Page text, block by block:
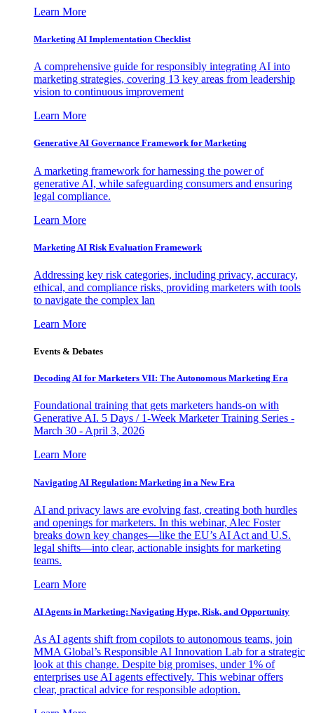
Learn More
Marketing AI Implementation Checklist
A comprehensive guide for responsibly integrating AI into
marketing strategies, covering 13 key areas from leadership
vision to continuous improvement
Learn More
Generative AI Governance Framework for Marketing
A marketing framework for harnessing the power of
generative AI, while safeguarding consumers and ensuring
legal compliance.
Learn More
Marketing AI Risk Evaluation Framework
Addressing key risk categories, including privacy, accuracy,
ethical, and compliance risks, providing marketers with tools
to navigate the complex lan
Learn More
Events & Debates
Decoding AI for Marketers VII: The Autonomous Marketing Era
Foundational training that gets marketers hands-on with
Generative AI. 5 Days / 1-Week Marketer Training Series -
March 30 - April 3, 2026
Learn More
Navigating AI Regulation: Marketing in a New Era
AI and privacy laws are evolving fast, creating both hurdles
and openings for marketers. In this webinar, Alec Foster
breaks down key changes—like the EU’s AI Act and U.S.
legal shifts—into clear, actionable insights for marketing
teams.
Learn More
AI Agents in Marketing: Navigating Hype, Risk, and Opportunity
As AI agents shift from copilots to autonomous teams, join
MMA Global’s Responsible AI Innovation Lab for a strategic
look at this change. Despite big promises, under 1% of
enterprises use AI agents effectively. This webinar offers
clear, practical advice for responsible adoption.